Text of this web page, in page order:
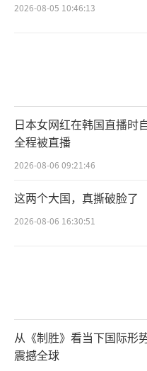
从“中国制造”
比预期更高。当前
角，未来如果进一
日用品等多个领域
对于此轮政策
家指出，政府在推
制，企业很难在本土
2026-08-05 10:46:13
日本女网红在韩国直播时
全程被直播
2026-08-06 09:21:46
这两个大国，真撕破脸了
2026-08-06 16:30:51
从《制胜》看当下国际形
震撼全球